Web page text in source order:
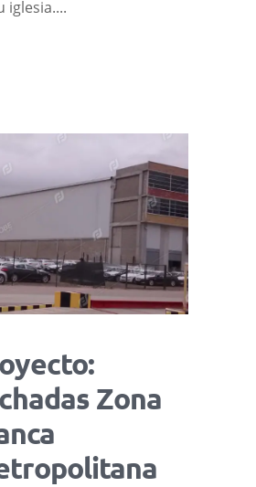
iglesia....
Zona